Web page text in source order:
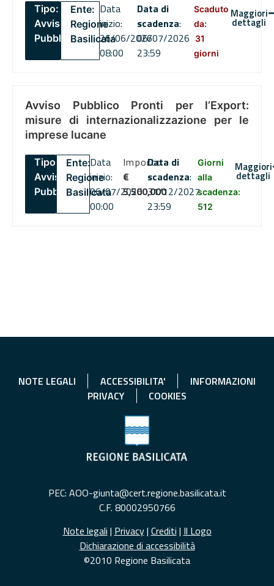
Tipo:
Avviso
Pubblico
Ente:
Regione
Basilicata
Data
inizio:
26/06/2026
08:00
Data di
scadenza:
06/07/2026
23:59
Scaduto
da:
31
giorni
Maggiori
dettagli
Avviso Pubblico Pronti per l’Export:
misure di internazionalizzazione per le
imprese lucane
Tipo:
Avviso
Pubblico
Ente:
Regione
Basilicata
Data
inizio:
06/07/2026
00:00
Importo
€
5,500,000
Data di
scadenza:
31/12/2027
23:59
Giorni
alla
scadenza:
512
Maggiori
dettagli
NOTE LEGALI ACCESSIBILITA'
INFORMAZIONI
PRIVACY
COOKIES
PEC: AOO-giunta@cert.regione.basilicata.it
C.F. 80002950766
Note legali | Privacy| Crediti | Il Logo
Dichiarazione di accessibilità
©2010 Regione Basilicata